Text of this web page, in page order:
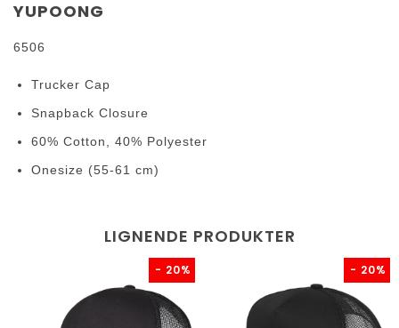
YUPOONG
6506
Trucker Cap
Snapback Closure
60% Cotton, 40% Polyester
Onesize (55-61 cm)
LIGNENDE PRODUKTER
- 20% - 20%